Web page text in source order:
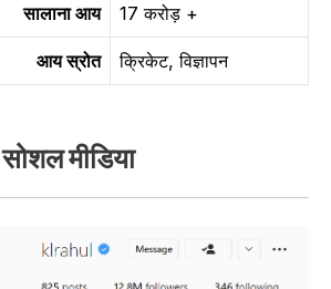
सालाना आय 17 करोड़ +
आय स्रोत क्रिकेट, विज्ञापन
मीडिया